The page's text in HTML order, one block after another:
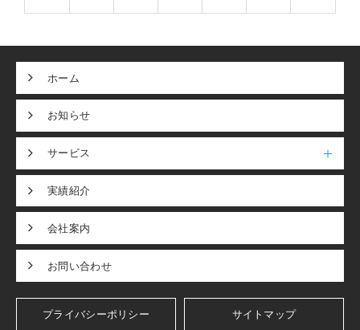
ホーム
お知らせ
サービス
実績紹介
会社案内
お問い合わせ
プライバシーポリシー サイトマップ